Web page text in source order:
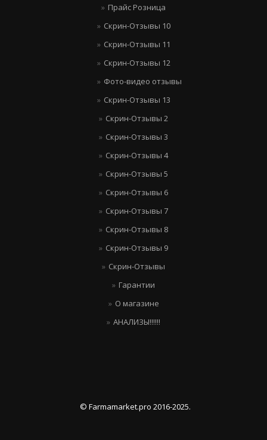
Прайс Розница
Скрин-Отзывы 10
Скрин-Отзывы 11
Скрин-Отзывы 12
Фото-видео отзывы
Скрин-Отзывы 13
Скрин-Отзывы 2
Скрин-Отзывы 3
Скрин-Отзывы 4
Скрин-Отзывы 5
Скрин-Отзывы 6
Скрин-Отзывы 7
Скрин-Отзывы 8
Скрин-Отзывы 9
Скрин-Отзывы
Гарантии
О магазине
АНАЛИЗЫ!!!!!!
© Farmamarket.pro 2016-2025.